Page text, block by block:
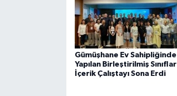
Gümüşhane Ev Sahipliğinde
Yapılan Birleştirilmiş Sınıflar
İçerik Çalıştayı Sona Erdi